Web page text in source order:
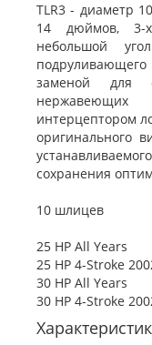
TLR3 - диаметр
14 дюймов, 3-
небольшой
подруливающего
заменой для
интерцептором
оригинального
сохранения
10 шлицев
25 HP All Years
25 HP 4-Stroke
30 HP All Years
30 HP 4-Stroke